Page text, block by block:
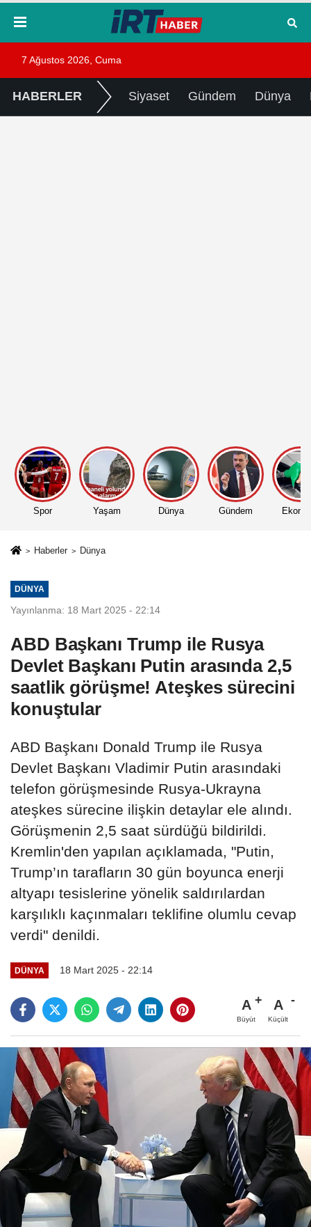
7 Ağustos 2026, Cuma
HABERLER Siyaset Gündem Dünya
Spor Yaşam Dünya Gündem
Haberler Dünya
DÜNYA
Yayınlanma: 18 Mart 2025 - 22:14
ABD Başkanı Trump ile Rusya
Devlet Başkanı Putin arasında 2,5
saatlik görüşme! Ateşkes sürecini
konuştular
ABD Başkanı Donald Trump ile Rusya
Devlet Başkanı Vladimir Putin arasındaki
telefon görüşmesinde Rusya-Ukrayna
ateşkes sürecine ilişkin detaylar ele alındı.
Görüşmenin 2,5 saat sürdüğü bildirildi.
Kremlin'den yapılan açıklamada, "Putin,
Trump’ın tarafların 30 gün boyunca enerji
altyapı tesislerine yönelik saldırılardan
karşılıklı kaçınmaları teklifine olumlu cevap
verdi" denildi.
DÜNYA 18 Mart 2025 - 22:14
A
Büyüt
A
Küçült